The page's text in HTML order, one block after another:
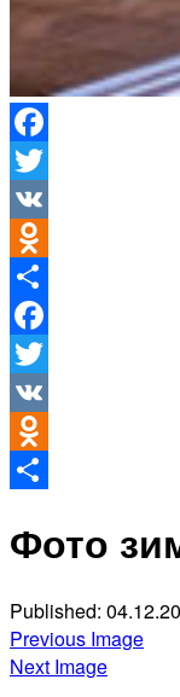
Facebook
Twitter
VK
Odnoklassniki
Отправить
Facebook
Twitter
VK
Odnoklassniki
Фото
Published:
Previous Image
Next Image